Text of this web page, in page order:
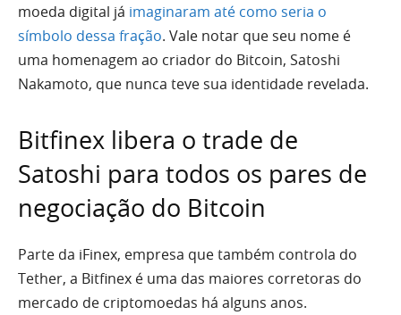
moeda digital já imaginaram até como seria o
símbolo dessa fração. Vale notar que seu nome é
uma homenagem ao criador do Bitcoin, Satoshi
Nakamoto, que nunca teve sua identidade revelada.
Bitfinex libera o trade de
Satoshi para todos os pares de
negociação do Bitcoin
Parte da iFinex, empresa que também controla do
Tether, a Bitfinex é uma das maiores corretoras do
mercado de criptomoedas há alguns anos.